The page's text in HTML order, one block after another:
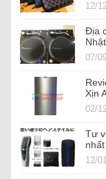
12/
Địa
07/
Xịn
02/
Tư
12/